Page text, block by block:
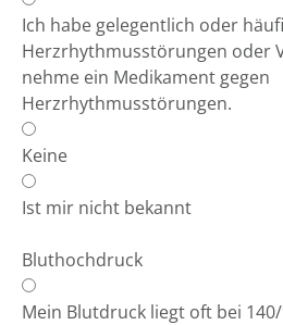
Ich habe gelegentlich oder
Herzrhythmusstörungen oder
nehme ein Medikament gegen
Herzrhythmusstörungen.
Keine
Ist mir nicht bekannt
Bluthochdruck
Mein Blutdruck liegt oft bei